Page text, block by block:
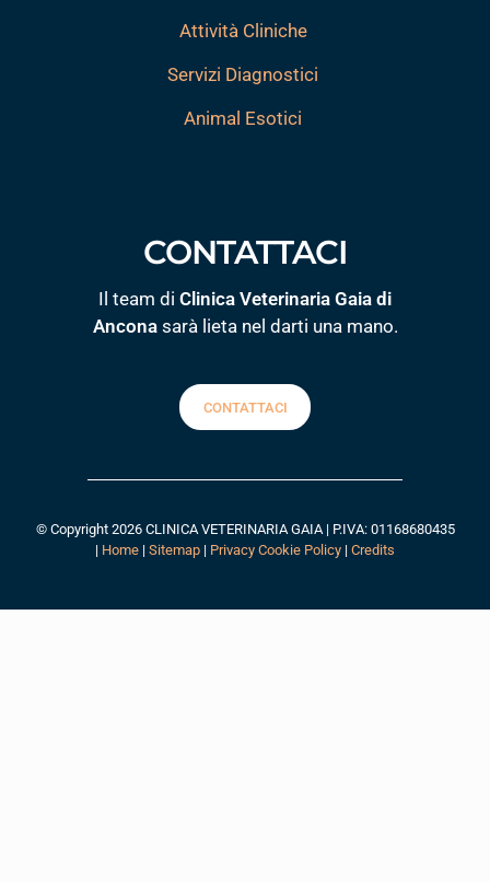
Attività Cliniche
Servizi Diagnostici
Animal Esotici
CONTATTACI
Il team di Clinica Veterinaria Gaia di
Anconasarà lieta nel darti una mano.
CONTATTACI
© Copyright 2026 CLINICA VETERINARIA GAIA | P.IVA: 01168680435
| Home | Sitemap | Privacy Cookie Policy | Credits